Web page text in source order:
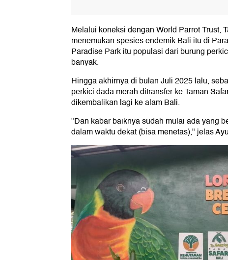
Melalui koneksi dengan World Parrot Trust,
menemukan spesies endemik Bali itu di
Paradise Park itu populasi dari burung
banyak.
Hingga akhirnya di bulan Juli 2025 lalu,
perkici dada merah ditransfer ke Taman
dikembalikan lagi ke alam Bali.
"Dan kabar baiknya sudah mulai ada yang
dalam waktu dekat (bisa menetas)," jelas